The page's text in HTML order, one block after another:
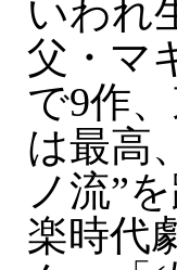
いわれ
父・マ
で9作
は最高
ノ流”
楽時代